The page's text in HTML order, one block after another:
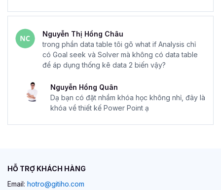
Nguyễn Thị Hồng Châu
trong phần data table tôi gõ what if Analysis chỉ
có Goal seek và Solver mà không có data table
để áp dụng thống kê data 2 biến vậy?
Nguyễn Hồng Quân
Dạ bạn có đặt nhầm khóa học không nhỉ, đây là
khóa về thiết kế Power Point ạ
HỖ TRỢ KHÁCH HÀNG
Email: hotro@gitiho.com